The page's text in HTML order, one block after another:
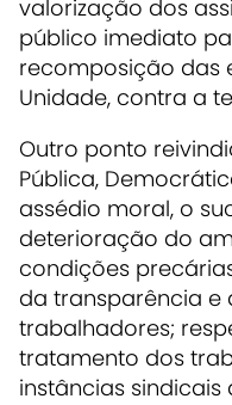
valorização dos
público imediato
recomposição das
Unidade, contra a
Outro ponto
Pública,
assédio moral, o
deterioração do
condições
da transparência
trabalhadores;
tratamento dos
instâncias